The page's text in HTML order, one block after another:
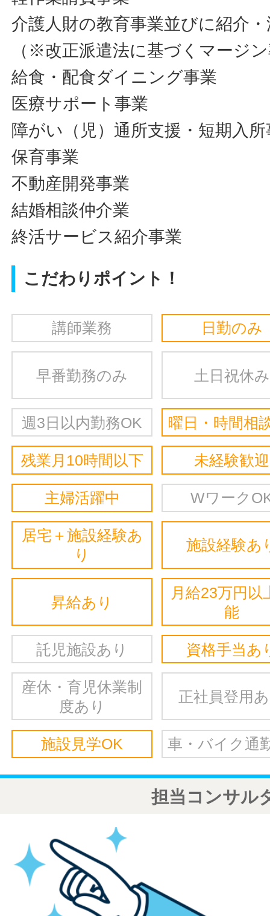
介護人財の教育事業並びに紹介
（※改正派遣法に基づくマージ
給食・配食ダイニング事業
医療サポート事業
障がい（児）通所支援・短期入所
保育事業
不動産開発事業
結婚相談仲介業
終活サービス紹介事業
こだわりポイント！
講師業務 日勤のみ
早番勤務のみ 土日祝休み
週3日以内勤務OK 曜日・時間相
残業月10時間以下 未経験歓迎
主婦活躍中 Wワーク
居宅＋施設経験あ
り
施設経験あ
昇給あり
月給23万円以
能
託児施設あり 資格手当あ
産休・育児休業制
度あり
正社員登用
施設見学OK 車・バイク通
担当コンサル